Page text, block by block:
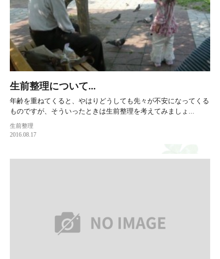
生前整理について...
年齢を重ねてくると、やはりどうしても先々が不安になってくる
ものですが、そういったときは生前整理を考えてみましょ...
生前整理
2016.08.17